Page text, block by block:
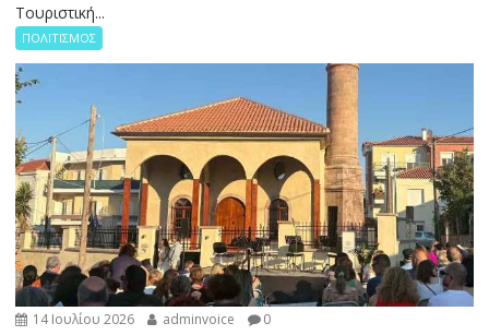
Τουριστική...
ΠΟΛΙΤΙΣΜΟΣ
14 Ιουλίου 2026 adminvoice 0